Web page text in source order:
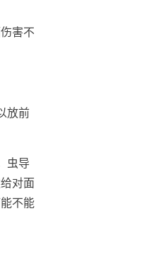
害不
放前
虫导
对面
不能